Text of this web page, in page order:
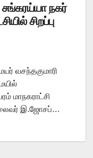
சங்கரய்யா நகர்
சிறப்பு
வசந்தகுமாரி
மாநகராட்சி
இ.ஜோசப்…